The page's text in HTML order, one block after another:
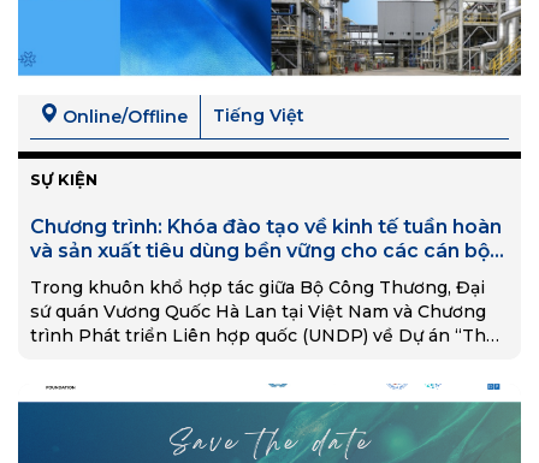
Online/Offline Tiếng Việt
SỰ KIỆN
Chương trình: Khóa đào tạo về kinh tế tuần hoàn
và sản xuất tiêu dùng bền vững cho các cán bộ
quản lý nhà nước, đơn vị nghiên cứu, đào tạo
Trong khuôn khổ hợp tác giữa Bộ Công Thương, Đại
sứ quán Vương Quốc Hà Lan tại Việt Nam và Chương
trình Phát triển Liên hợp quốc (UNDP) về Dự án “Thúc